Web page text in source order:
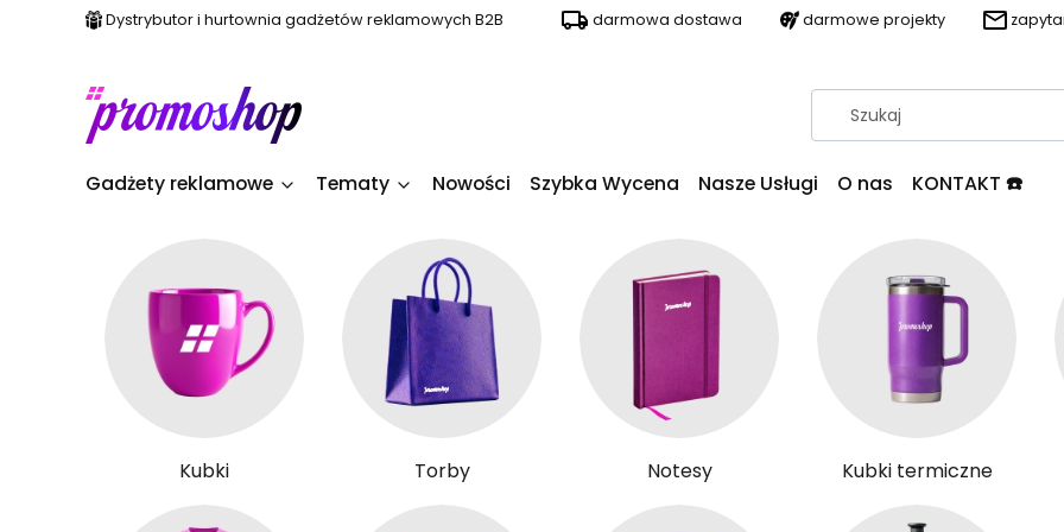
Dystrybutor i hurtownia gadżetów reklamowych B2B darmowa dostawa darmowe projekty
Gadżety reklamowe Tematy Nowości Szybka Wycena Nasze Usługi O nas KONTAKT ☎️
Kubki Torby Notesy Kubki termiczne